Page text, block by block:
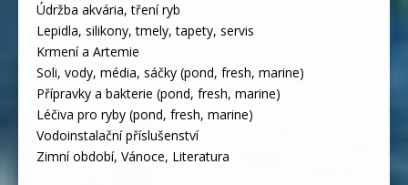
Údržba akvária, tření ryb
Lepidla, silikony, tmely, tapety, servis
Krmení a Artemie
Soli, vody, média, sáčky (pond, fresh, marine)
Přípravky a bakterie (pond, fresh, marine)
Léčiva pro ryby (pond, fresh, marine)
Vodoinstalační příslušenství
Zimní období, Vánoce, Literatura